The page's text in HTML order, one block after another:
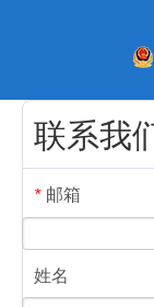
联系我
* 邮箱
姓名